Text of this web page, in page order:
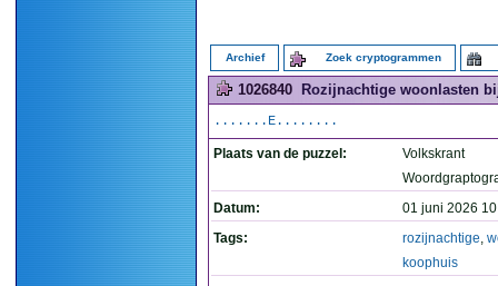
Archief Zoek cryptogrammen
1026840 Rozijnachtige woonlasten
.......E........
Plaats van de puzzel:
Volkskrant
Datum:
01 juni 2026
Tags:
rozijnachtige,
koophuis